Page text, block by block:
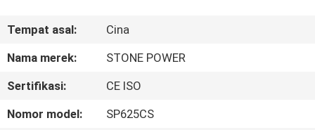
KAMI
PABRIK
Tempat asal:
Cina
Nama merek:
STONE POWER
Sertifikasi:
CE ISO
Nomor model:
SP625CS